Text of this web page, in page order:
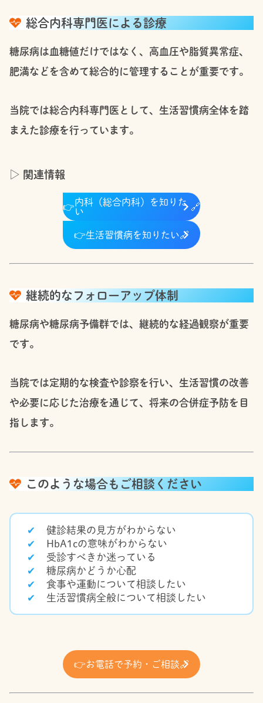
総合内科専門医による診療
糖尿病は血糖値だけではなく、高血圧や脂質異常症、
肥満などを含めて総合的に管理することが重要です。
当院では総合内科専門医として、生活習慣病全体を踏
まえた診療を行っています。
▷ 関連情報
👉内科（総合内科）を知りた
い
🔗
👉生活習慣病を知りたい🔗
継続的なフォローアップ体制
糖尿病や糖尿病予備群では、継続的な経過観察が重要
です。
当院では定期的な検査や診察を行い、生活習慣の改善
や必要に応じた治療を通じて、将来の合併症予防を目
指します。
このような場合もご相談ください
健診結果の見方がわからない
HbA1cの意味がわからない
受診すべきか迷っている
糖尿病かどうか心配
食事や運動について相談したい
生活習慣病全般について相談したい
👉お電話で予約・ご相談🔗